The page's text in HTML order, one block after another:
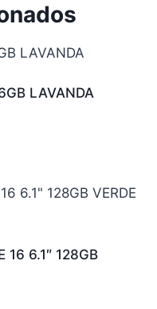
LAVANDA
16 6.1″ 128GB